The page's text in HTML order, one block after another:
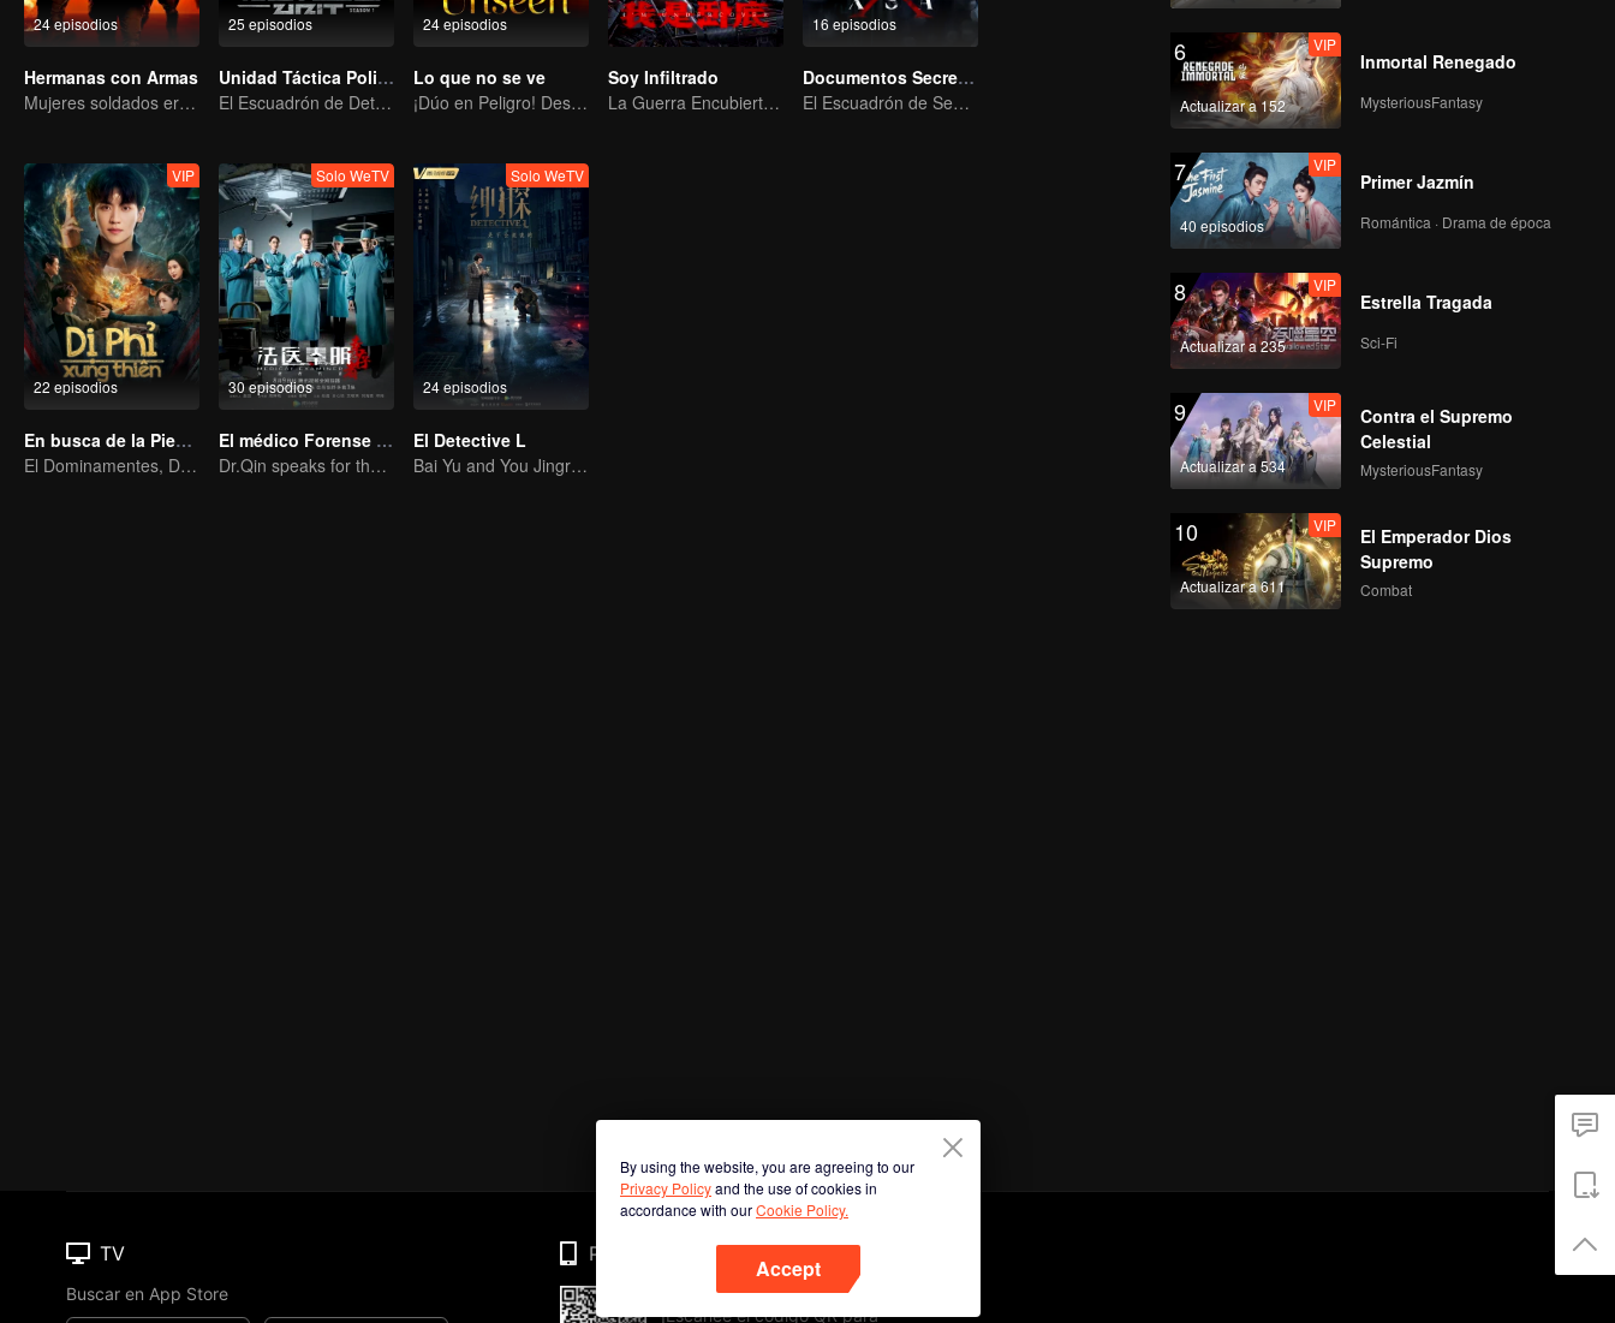
24 episodios
Hermanas con Armas
Mujeres soldados erradicando la delincuencia
25 episodios
Unidad Táctica Policial: Temporada 1
El Escuadrón de Detectives Resuelve Casos Desconcertantes
24 episodios
Lo que no se ve
¡Dúo en Peligro! Desenmascarando el Mal del Sudeste Asiático
Soy Infiltrado
La Guerra Encubierta de Collin Chou
16 episodios
Documentos Secretos de XSA
El Escuadrón de Seguridad Nacional desmantela una conspiración de espionaje
22 episodios
VIP
En busca de la Piedra Alma
El Dominamentes, De Nadie a Soberano
30 episodios
Solo WeTV
El médico Forense Dr. Qin: Supervivientes
Dr.Qin speaks for the dead.
24 episodios
Solo WeTV
El Detective L
Bai Yu and You Jingru Became the super detective
6
Actualizar a 152
VIP
Inmortal Renegado
MysteriousFantasy
7
40 episodios
VIP
Primer Jazmín
Romántica · Drama de época
8
Actualizar a 235
VIP
Estrella Tragada
Sci-Fi
9
Actualizar a 534
VIP
Contra el Supremo
Celestial
MysteriousFantasy
10
Actualizar a 611
VIP
El Emperador Dios
Supremo
Combat
By using the website, you are agreeing to our
Privacy Policyand the use of cookies in
accordance with ourCookie Policy.
Accept
TV
Buscar en App Store
Phone
¡Escanee el código QR para